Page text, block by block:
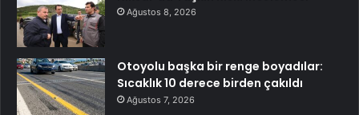
Ağustos 8, 2026
Otoyolu başka bir renge boyadılar:
Sıcaklık 10 derece birden çakıldı
Ağustos 7, 2026